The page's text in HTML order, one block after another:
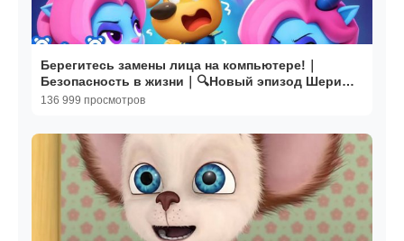
Берегитесь замены лица на компьютере!｜
Безопасность в жизни｜🔍Новый эпизод Шерифа
Лабрадора｜BabyBus
136 999 просмотров